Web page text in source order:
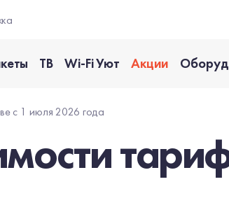
ТВ Wi-Fi Уют Акции
с 1 июля 2026 года